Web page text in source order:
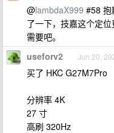
@lambdaX999 #58 抱
了一下，技嘉这个定
需要吧。
useforv2 Jun 20,
买了 HKC G27M7Pro
分辨率 4K
27 寸
高刷 320Hz